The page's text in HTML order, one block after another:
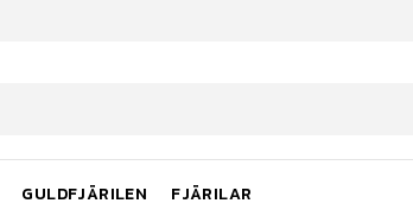
GULDFJÄRILEN FJÄRILAR